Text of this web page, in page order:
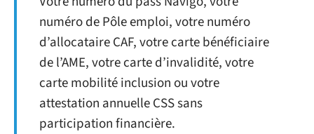
numéro de Pôle emploi, votre numéro
d’allocataire CAF, votre carte bénéficiaire
de l’AME, votre carte d’invalidité, votre
carte mobilité inclusion ou votre
attestation annuelle CSS sans
participation financière.